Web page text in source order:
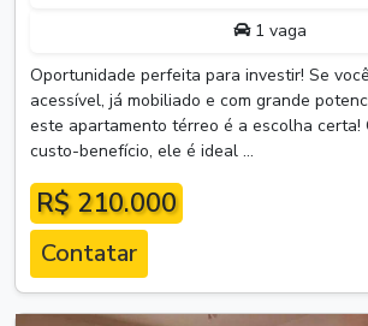
1 vaga
Oportunidade perfeita para investir! Se
acessível, já mobiliado e com grande
este apartamento térreo é a escolha certa!
custo-benefício, ele é ideal ...
R$ 210.000
Contatar